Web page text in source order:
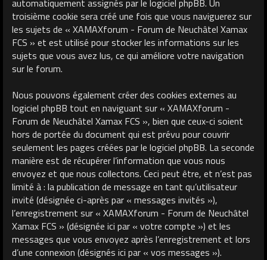
troisième cookie sera créé une fois que vous naviguerez sur
les sujets de « XAMAXforum - Forum de Neuchâtel Xamax
FCS » et est utilisé pour stocker les informations sur les
sujets que vous avez lus, ce qui améliore votre navigation
sur le forum.
Nous pouvons également créer des cookies externes au
logiciel phpBB tout en naviguant sur « XAMAXforum -
Forum de Neuchâtel Xamax FCS », bien que ceux-ci soient
hors de portée du document qui est prévu pour couvrir
seulement les pages créées par le logiciel phpBB. La seconde
manière est de récupérer l’information que vous nous
envoyez et que nous collectons. Ceci peut être, et n’est pas
limité à : la publication de message en tant qu’utilisateur
invité (désignée ci-après par « messages invités »),
l’enregistrement sur « XAMAXforum - Forum de Neuchâtel
Xamax FCS » (désignée ici par « votre compte ») et les
messages que vous envoyez après l’enregistrement et lors
d’une connexion (désignés ici par « vos messages »).